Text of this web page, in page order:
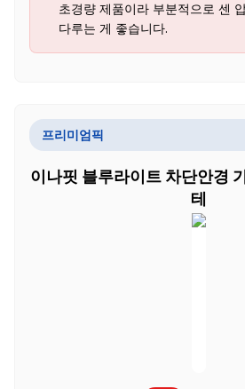
초경량 제품이라 부분적으로 센
다루는 게 좋습니다.
프리미엄픽
이나핏 블루라이트 차단안경
테